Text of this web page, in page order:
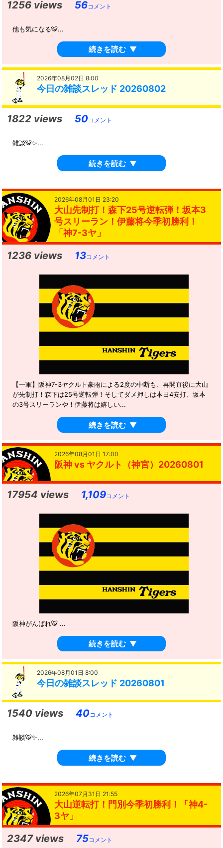
1256 views 56コメント
他も気になる🐯...
続きを読む ▼
2026年08月02日 8:00
今日の雑談スレッド 20260802
1822 views 50コメント
雑談🐯✨...
続きを読む ▼
2026年08月01日 23:20
大山先制打！森下25号逆転弾！坂本3
号スリーラン！伊藤将今季初勝利！
「神7-3ヤ」
1236 views 13コメント
【一軍】阪神7-3ヤクルト豪雨による2度の中断も、再開直後に大山
が先制打！森下は25号逆転弾！そしてダメ押しは本日4安打、坂本
の3号スリーランや！伊藤将は嬉しい...
続きを読む ▼
2026年08月01日 17:00
阪神 vs ヤクルト（神宮）20260801
17954 views 1,109コメント
阪神がんばれ🐯 ...
続きを読む ▼
2026年08月01日 8:00
今日の雑談スレッド 20260801
1540 views 40コメント
雑談🐯✨...
続きを読む ▼
2026年07月31日 21:55
大山逆転打！門別今季初勝利！「神4-
3ヤ」
2347 views 75コメント